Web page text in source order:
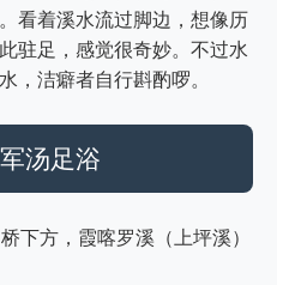
看着溪水流过脚边，想像历
驻足，感觉很奇妙。不过水
，洁癖者自行斟酌啰。
汤足浴
下方，霞喀罗溪（上坪溪）